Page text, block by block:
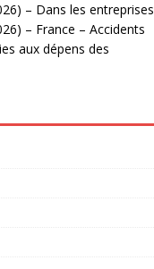
– Dans les entreprises
– France – Accidents
aux dépens des